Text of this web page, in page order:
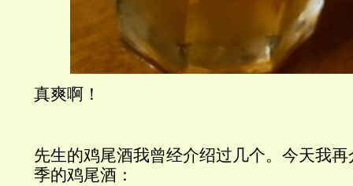
真爽啊！
先生的鸡尾酒我曾经介绍过几个。今天我
季的鸡尾酒：